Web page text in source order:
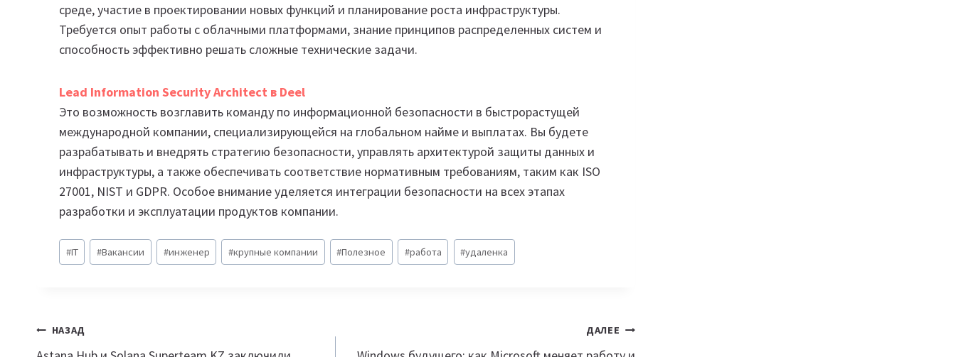
среде, участие в проектировании новых функций и планирование роста инфраструктуры.
Требуется опыт работы с облачными платформами, знание принципов распределенных систем и
способность эффективно решать сложные технические задачи.
Lead Information Security Architect в Deel
Это возможность возглавить команду по информационной безопасности в быстрорастущей
международной компании, специализирующейся на глобальном найме и выплатах. Вы будете
разрабатывать и внедрять стратегию безопасности, управлять архитектурой защиты данных и
инфраструктуры, а также обеспечивать соответствие нормативным требованиям, таким как ISO
27001, NIST и GDPR. Особое внимание уделяется интеграции безопасности на всех этапах
разработки и эксплуатации продуктов компании.
Метки
записи:
#IT #Вакансии #инженер #крупные компании #Полезное #работа #удаленка
Навигация
НАЗАД ДАЛЕЕ